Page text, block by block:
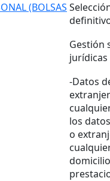
(BOLSAS
Gestión
jurídicas
-Datos
los
o